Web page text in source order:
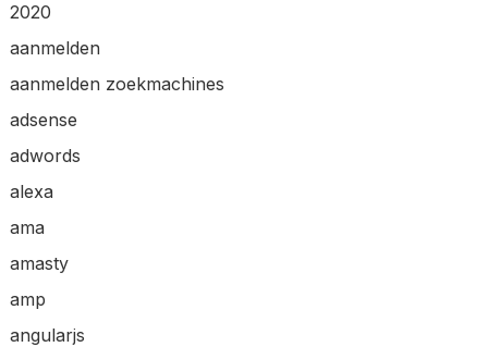
2020
aanmelden
aanmelden zoekmachines
adsense
adwords
alexa
ama
amasty
amp
angularjs